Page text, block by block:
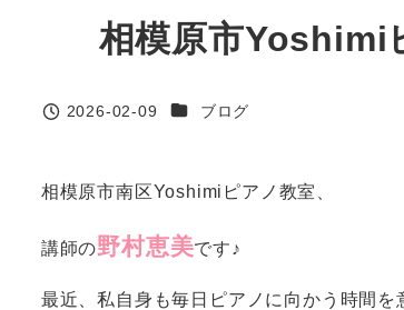
相模原市Yoshimi
投稿日
2026-02-09 カテゴリー
ブログ
相模原市南区Yoshimiピアノ教室、
講師の野村恵美です♪
最近、私自身も毎日ピアノに向かう時間を